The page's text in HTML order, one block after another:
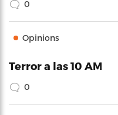
0
Opinions
Terror a las 10 AM
0